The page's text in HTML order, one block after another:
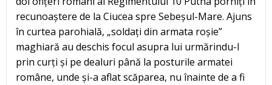
recunoaștere de la Ciucea spre Sebeșul-Mare. Ajuns
în curtea parohială, „soldați din armata roșie”
maghiară au deschis focul asupra lui urmărindu-l
prin curți și pe dealuri până la posturile armatei
române, unde și-a aflat scăparea, nu înainte de a fi